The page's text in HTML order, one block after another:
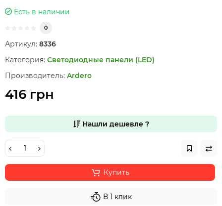
Есть в наличии
0
Артикул: 8336
Категория: Светодиодные панели (LED)
Производитель: Ardero
416 грн
Нашли дешевле ?
Купить
В 1 клик